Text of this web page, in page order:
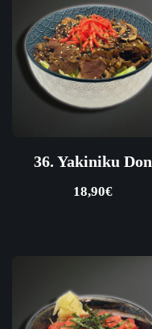
36. Yakiniku Don
18,90€